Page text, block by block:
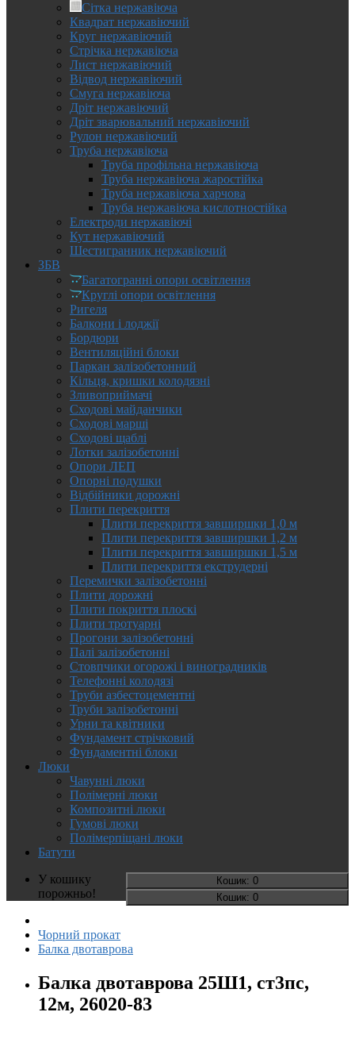
Сітка нержавіюча
Квадрат нержавіючий
Круг нержавіючий
Стрічка нержавіюча
Лист нержавіючий
Відвод нержавіючий
Смуга нержавіюча
Дріт нержавіючий
Дріт зварювальний нержавіючий
Рулон нержавіючий
Труба нержавіюча
Труба профільна нержавіюча
Труба нержавіюча жаростійка
Труба нержавіюча харчова
Труба нержавіюча кислотностійка
Електроди нержавіючі
Кут нержавіючий
Шестигранник нержавіючий
ЗБВ
Багатогранні опори освітлення
Круглі опори освітлення
Ригеля
Балкони і лоджії
Бордюри
Вентиляційні блоки
Паркан залізобетонний
Кільця, кришки колодязні
Зливоприймачі
Сходові майданчики
Сходові марші
Сходові щаблі
Лотки залізобетонні
Опори ЛЕП
Опорні подушки
Відбійники дорожні
Плити перекриття
Плити перекриття завширшки 1,0 м
Плити перекриття завширшки 1,2 м
Плити перекриття завширшки 1,5 м
Плити перекриття екструдерні
Перемички залізобетонні
Плити дорожні
Плити покриття плоскі
Плити тротуарні
Прогони залізобетонні
Палі залізобетонні
Стовпчики огорожі і виноградників
Телефонні колодязі
Труби азбестоцементні
Труби залізобетонні
Урни та квітники
Фундамент стрічковий
Фундаментні блоки
Люки
Чавунні люки
Полімерні люки
Композитні люки
Гумові люки
Полімерпіщані люки
Батути
Кошик: 0
Кошик: 0
У кошику
порожньо!
Чорний прокат
Балка двотаврова
Балка двотаврова 25Ш1, ст3пс,
12м, 26020-83